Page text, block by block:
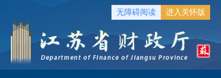
无障碍阅读 进入关怀版